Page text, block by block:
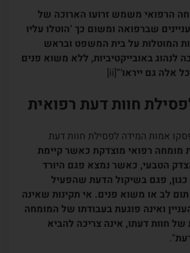
הרפואי משמש זרועו הארוכה של
שברפואה ומשום כך ‘הוטלו עליו
המוטלות על בית המשפט ובראש
לנהוג באובייקטיביות, ללא משוא פנים
אלה גם ייראו‘”[ii]
חוות דעת רפואית
אמות המידה לפסילת חוות דעת
מומחה רפואי מוצדקת כאשר קיימת
הטבעי, כאשר נמצא פגם היורד
כגון, פגם בשיקול הדעת שהפעיל
לב או משוא פנים. אי תקינות שאינה
ואינה פוגעת בעבודתו של המומחה
של חוות דעתו, אינה צריכה להביא
“.